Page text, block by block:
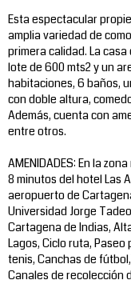
Esta espectacular
amplia variedad de
primera calidad. La
lote de 600 mts2 y un
habitaciones, 6 baños,
con doble altura,
Además, cuenta con
entre otros.
AMENIDADES: En la
8 minutos del hotel Las
aeropuerto de
Universidad Jorge
Cartagena de Indias,
Lagos, Ciclo ruta,
tenis, Canchas de
Canales de recolección